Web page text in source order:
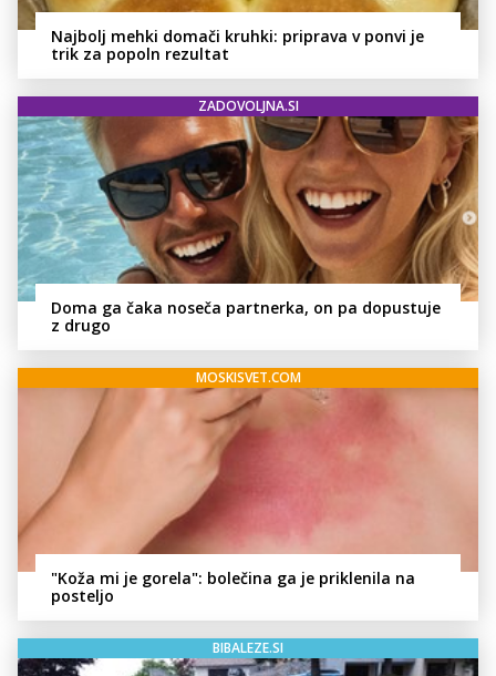
Najbolj mehki domači kruhki: priprava v ponvi je
trik za popoln rezultat
ZADOVOLJNA.SI
Doma ga čaka noseča partnerka, on pa dopustuje
z drugo
MOSKISVET.COM
"Koža mi je gorela": bolečina ga je priklenila na
posteljo
BIBALEZE.SI